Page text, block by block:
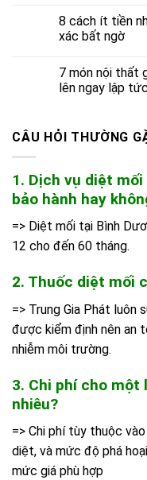
8 cách ít tiền
xác bất ngờ
7 món nội thất
lên ngay lập tức
CÂU HỎI THƯỜNG
1. Dịch vụ diệt
bảo hành hay
=> Diệt mối tại Bình
12 cho đến 60 tháng.
2. Thuốc diệt mối
=> Trung Gia Phát luôn
được kiểm định nên an
nhiễm môi trường.
3. Chi phí cho
nhiêu?
=> Chi phí tùy thuộc
diệt, và mức độ phá
mức giá phù hợp